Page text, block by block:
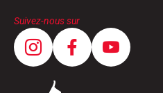
Suivez-nous sur